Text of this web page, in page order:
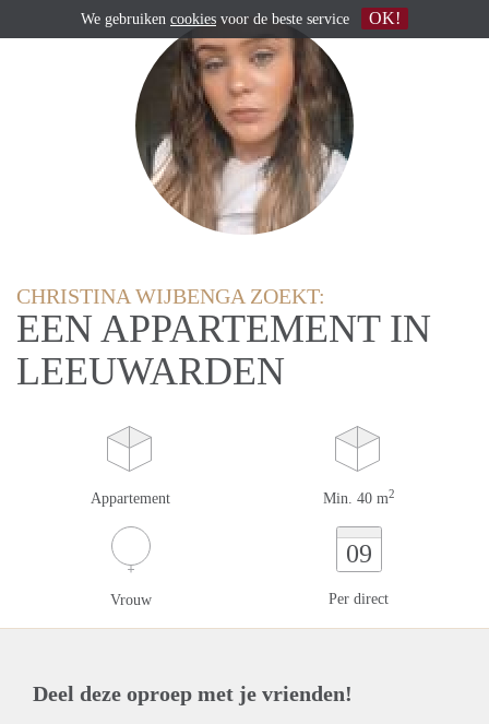
CHRISTINA WIJBENGA ZOEKT:
EEN APPARTEMENT IN
LEEUWARDEN
Appartement Min. 40 m2
Vrouw
09
Per direct
Deel deze oproep met je vrienden!
We gebruiken cookies voor de beste service OK!